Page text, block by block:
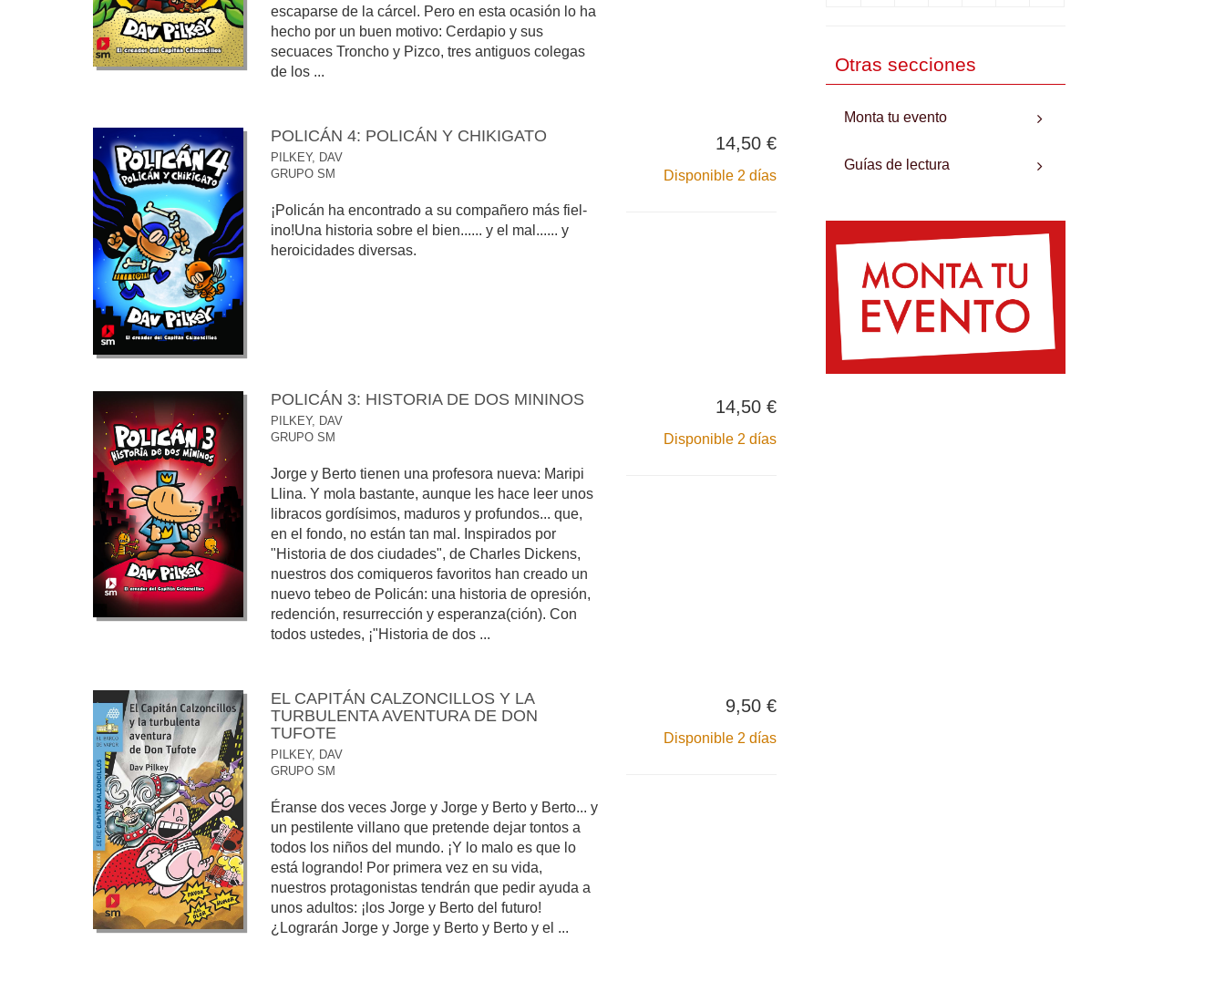
escaparse de la cárcel. Pero en esta ocasión lo ha
hecho por un buen motivo: Cerdapio y sus
secuaces Troncho y Pizco, tres antiguos colegas
de los ...
POLICÁN 4: POLICÁN Y CHIKIGATO
PILKEY, DAV
GRUPO SM
¡Policán ha encontrado a su compañero más fiel-
ino!Una historia sobre el bien...... y el mal...... y
heroicidades diversas.
14,50 €
Disponible 2 días
POLICÁN 3: HISTORIA DE DOS MININOS
PILKEY, DAV
GRUPO SM
Jorge y Berto tienen una profesora nueva: Maripi
Llina. Y mola bastante, aunque les hace leer unos
libracos gordísimos, maduros y profundos... que,
en el fondo, no están tan mal. Inspirados por
"Historia de dos ciudades", de Charles Dickens,
nuestros dos comiqueros favoritos han creado un
nuevo tebeo de Policán: una historia de opresión,
redención, resurrección y esperanza(ción). Con
todos ustedes, ¡"Historia de dos ...
14,50 €
Disponible 2 días
EL CAPITÁN CALZONCILLOS Y LA
TURBULENTA AVENTURA DE DON
TUFOTE
PILKEY, DAV
GRUPO SM
Éranse dos veces Jorge y Jorge y Berto y Berto... y
un pestilente villano que pretende dejar tontos a
todos los niños del mundo. ¡Y lo malo es que lo
está logrando! Por primera vez en su vida,
nuestros protagonistas tendrán que pedir ayuda a
unos adultos: ¡los Jorge y Berto del futuro!
¿Lograrán Jorge y Jorge y Berto y Berto y el ...
9,50 €
Disponible 2 días
Otras secciones
Monta tu evento
Guías de lectura